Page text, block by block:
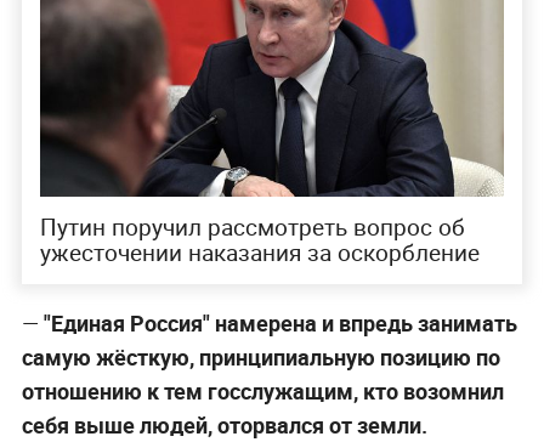
Путин поручил рассмотреть вопрос об
ужесточении наказания за оскорбление
— "Единая Россия" намерена и впредь занимать
самую жёсткую, принципиальную позицию по
отношению к тем госслужащим, кто возомнил
себя выше людей, оторвался от земли.